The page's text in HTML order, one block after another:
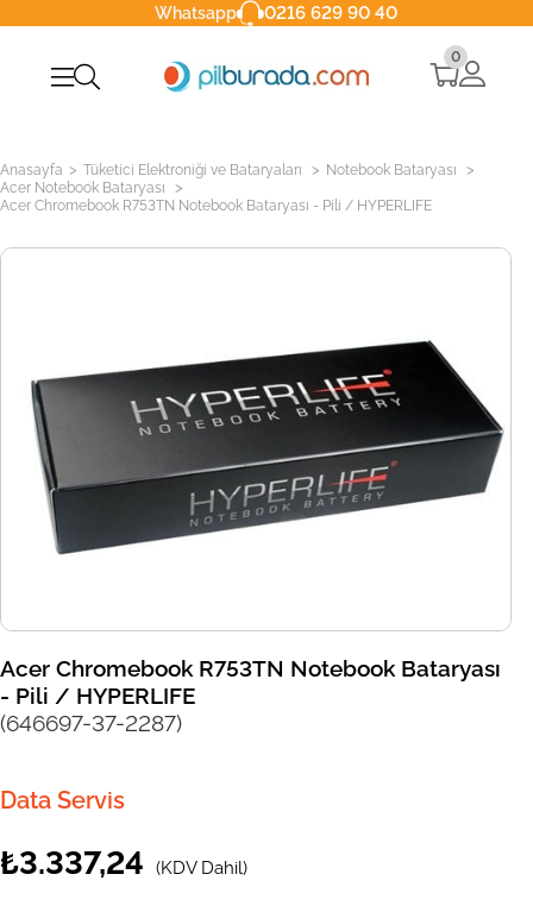
Whatsapp 0216 629 90 40
0
Anasayfa > Tüketici Elektroniği ve Bataryaları > Notebook Bataryası >
Acer Notebook Bataryası >
Acer Chromebook R753TN Notebook Bataryası - Pili / HYPERLIFE
Acer Chromebook R753TN Notebook Bataryası
- Pili / HYPERLIFE
(646697-37-2287)
Data Servis
₺3.337,24 (KDV Dahil)